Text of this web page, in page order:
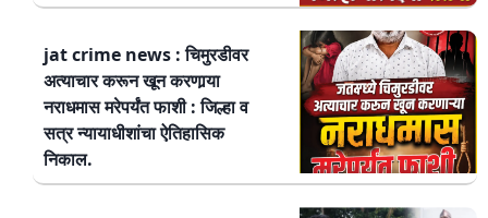
jat crime news : चिमुरडीवर
अत्याचार करून खून करणार्‍या
नराधमास मरेपर्यंत फाशी : जिल्हा व
सत्र न्यायाधीशांचा ऐतिहासिक
निकाल.